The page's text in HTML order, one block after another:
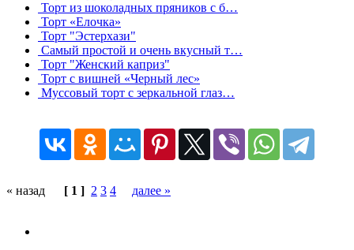
Торт из шоколадных пряников с б…
Торт «Елочка»
Торт "Эстерхази"
Самый простой и очень вкусный т…
Торт "Женский каприз"
Торт с вишней «Черный лес»
Муссовый торт с зеркальной глаз…
« назад [ 1 ] 2 3 4 далее »